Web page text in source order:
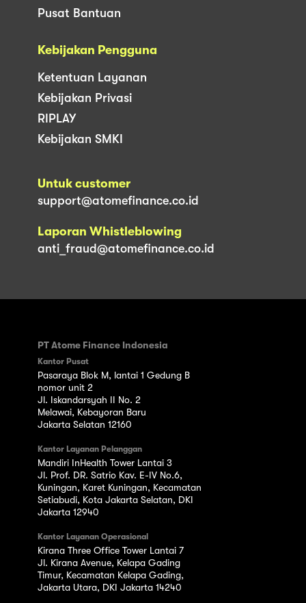
Pusat Bantuan
Kebijakan Pengguna
Ketentuan Layanan
Kebijakan Privasi
RIPLAY
Kebijakan SMKI
Untuk customer
support@atomefinance.co.id
Laporan Whistleblowing
anti_fraud@atomefinance.co.id
PT Atome Finance Indonesia
Kantor Pusat
Pasaraya Blok M, lantai 1 Gedung B
nomor unit 2
Jl. Iskandarsyah II No. 2
Melawai, Kebayoran Baru
Jakarta Selatan 12160
Kantor Layanan Pelanggan
Mandiri InHealth Tower Lantai 3
Jl. Prof. DR. Satrio Kav. E-IV No.6,
Kuningan, Karet Kuningan, Kecamatan
Setiabudi, Kota Jakarta Selatan, DKI
Jakarta 12940
Kantor Layanan Operasional
Kirana Three Office Tower Lantai 7
Jl. Kirana Avenue, Kelapa Gading
Timur, Kecamatan Kelapa Gading,
Jakarta Utara, DKI Jakarta 14240